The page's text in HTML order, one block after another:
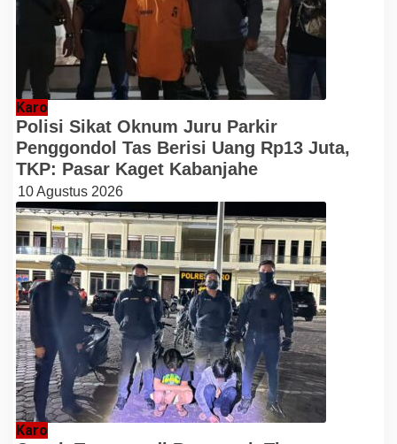
Karo
Polisi Sikat Oknum Juru Parkir
Penggondol Tas Berisi Uang Rp13 Juta,
TKP: Pasar Kaget Kabanjahe
10 Agustus 2026
Karo